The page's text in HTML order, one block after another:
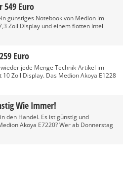
549 Euro
günstiges Notebook von Medion im
Zoll Display und einem flotten Intel
Euro
jede Menge Technik-Artikel im
Zoll Display. Das Medion Akoya E1228
Wie Immer!
den Handel. Es ist günstig und
Akoya E7220? Wer ab Donnerstag